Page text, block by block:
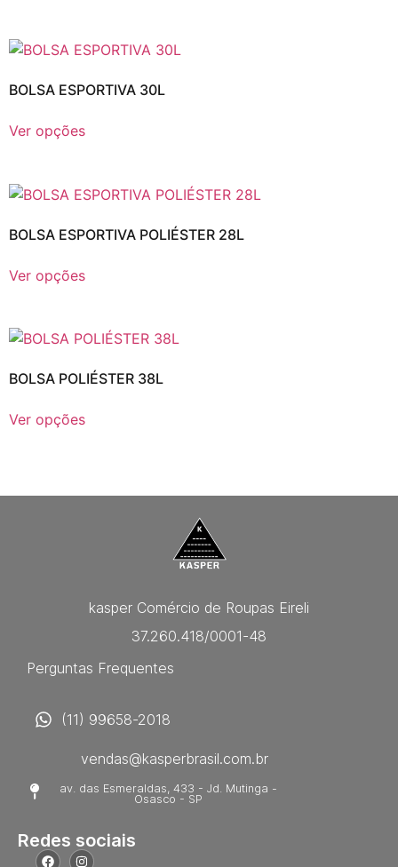
BOLSA ESPORTIVA 30L
Ver opções
BOLSA ESPORTIVA POLIÉSTER 28L
Ver opções
BOLSA POLIÉSTER 38L
Ver opções
kasper Comércio de Roupas Eireli
37.260.418/0001-48
Perguntas Frequentes
(11) 99658-2018
vendas@kasperbrasil.com.br
av. das Esmeraldas, 433 - Jd. Mutinga -
Osasco - SP
Redes sociais